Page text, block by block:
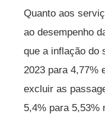
Quanto aos
ao desempenho
que a inflação do
2023 para 4,77%
excluir as
5,4% para 5,53%